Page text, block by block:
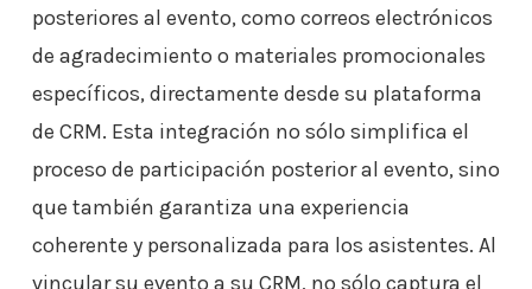
posteriores al evento, como correos electrónicos
de agradecimiento o materiales promocionales
específicos, directamente desde su plataforma
de CRM. Esta integración no sólo simplifica el
proceso de participación posterior al evento, sino
que también garantiza una experiencia
coherente y personalizada para los asistentes. Al
vincular su evento a su CRM, no sólo captura el